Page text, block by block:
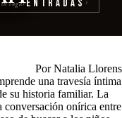
tu lugarEntradas ›
Por Natalia Llorens
una travesía íntima
su historia familiar. La
conversación onírica entre